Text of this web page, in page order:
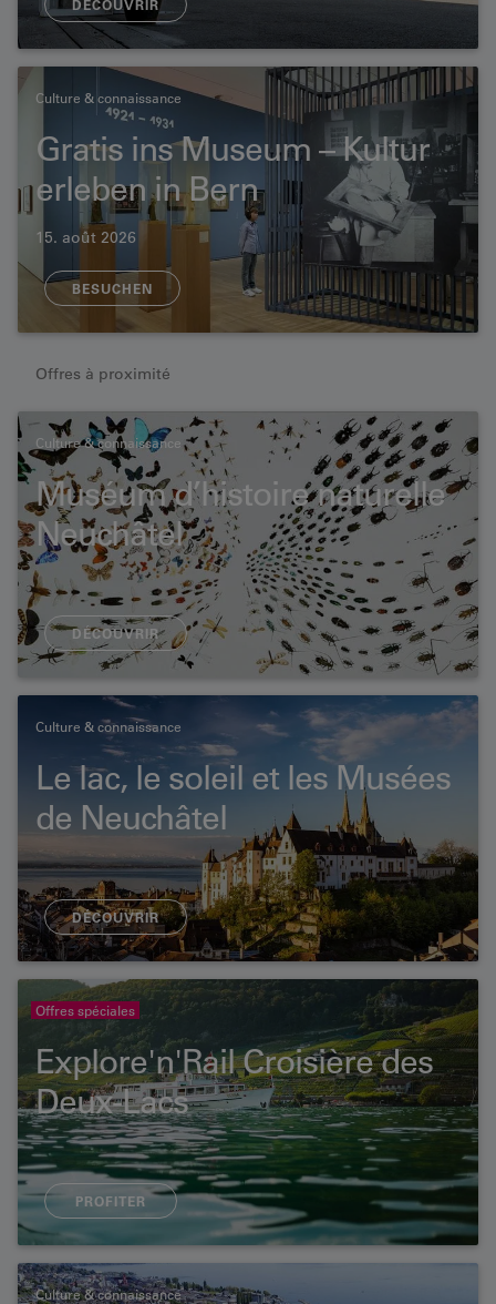
DÉCOUVRIR
Culture & connaissance
Gratis ins Museum – Kultur
erleben in Bern
15. août 2026
BESUCHEN
Offres à proximité
Culture & connaissance
Muséum d’histoire naturelle
Neuchâtel
DÉCOUVRIR
Culture & connaissance
Le lac, le soleil et les Musées
de Neuchâtel
DÉCOUVRIR
Offres spéciales
Explore'n'Rail Croisière des
Deux-Lacs
PROFITER
Culture & connaissance